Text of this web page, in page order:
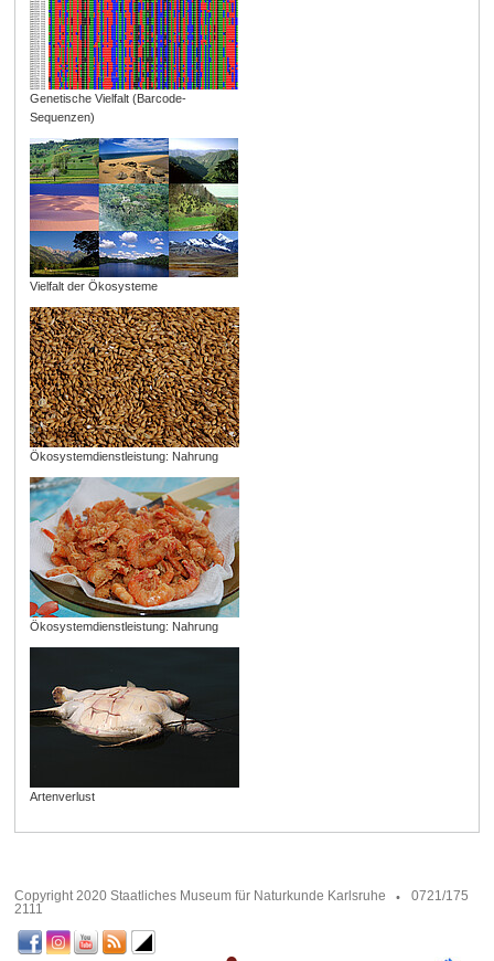
Genetische Vielfalt (Barcode-
Sequenzen)
Vielfalt der Ökosysteme
Ökosystemdienstleistung: Nahrung
Ökosystemdienstleistung: Nahrung
Artenverlust
Copyright 2020 Staatliches Museum für Naturkunde Karlsruhe
0721/175
2111